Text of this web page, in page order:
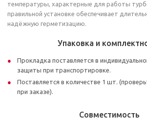
температуры, характерные для работы
правильной установке обеспечивает
надёжную герметизацию.
Упаковка и
Прокладка поставляется в
защиты при транспортировке.
Поставляется в количестве 1 шт.
при заказе).
Совместимость